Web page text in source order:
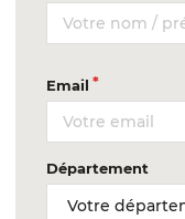
Email
Département